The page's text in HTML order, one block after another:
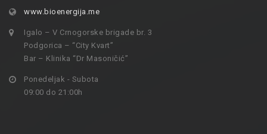
www.bioenergija.me
Igalo – V Crnogorske brigade br. 3
Podgorica – “City Kvart”
Bar – Klinika “Dr Masoničić”
Ponedeljak - Subota
09:00 do 21:00h